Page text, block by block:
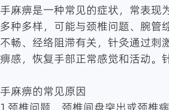
手麻痹是一种常见的症状，常表现
多种多样，可能与颈椎问题、腕管
不畅、经络阻滞有关，针灸通过刺
痹感，恢复手部正常感觉和活动
手麻痹的常见原因